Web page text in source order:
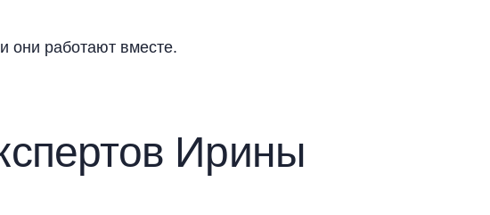
они работают вместе.
Ирины